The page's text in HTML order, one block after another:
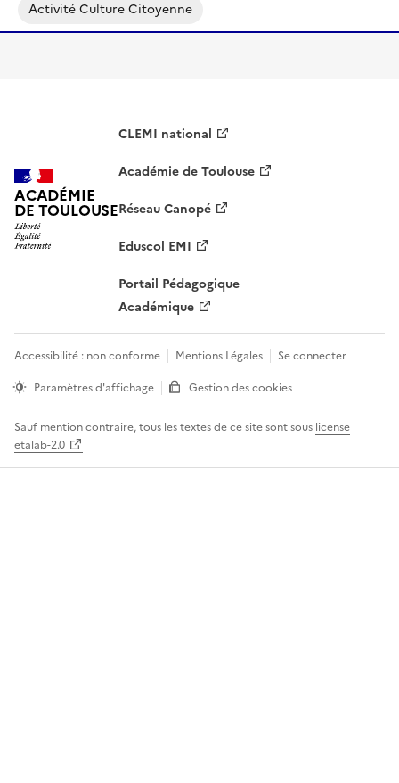
Activité Culture Citoyenne
ACADÉMIE
DE TOULOUSE
CLEMI national
Académie de Toulouse
Réseau Canopé
Eduscol EMI
Portail Pédagogique
Académique
Accessibilité : non conforme Mentions Légales
Se connecter
Paramètres d'affichage
Gestion des cookies
Sauf mention contraire, tous les textes de ce site sont sous license
etalab-2.0